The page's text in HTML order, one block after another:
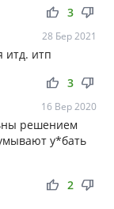
thumb_up thumb_down
3
28 Бер 2021
итд. итп
thumb_up thumb_down
3
16 Вер 2020
решением
у*бать
thumb_up thumb_down
2